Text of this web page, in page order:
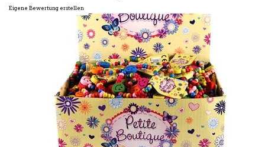
Eigene Bewertung erstellen